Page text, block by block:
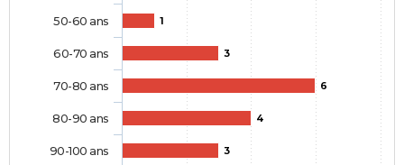
1
3
6
4
3
50-60 ans
60-70 ans
70-80 ans
80-90 ans
90-100 ans